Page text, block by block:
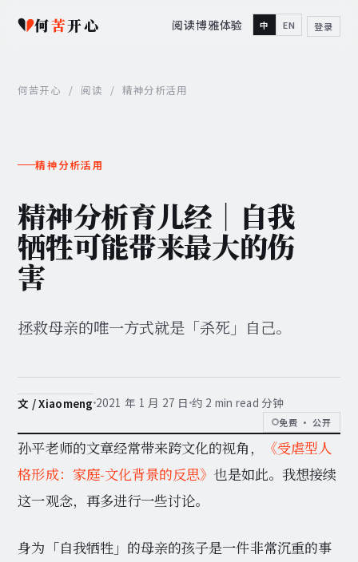
何苦开心 阅读博雅体验 中 EN 登录
何苦开心 / 阅读 / 精神分析活用
精神分析活用
精神分析育儿经｜自我
牺牲可能带来最大的伤
害
拯救母亲的唯一方式就是「杀死」自己。
文 / Xiaomeng 2021 年 1 月 27 日 约 2 min read 分钟
免费 · 公开
孙平老师的文章经常带来跨文化的视角，
《受虐型人
格形成：家庭-文化背景的反思》也是如此。我想接续
这一观念，再多进行一些讨论。
身为「自我牺牲」的母亲的孩子是一件非常沉重的事